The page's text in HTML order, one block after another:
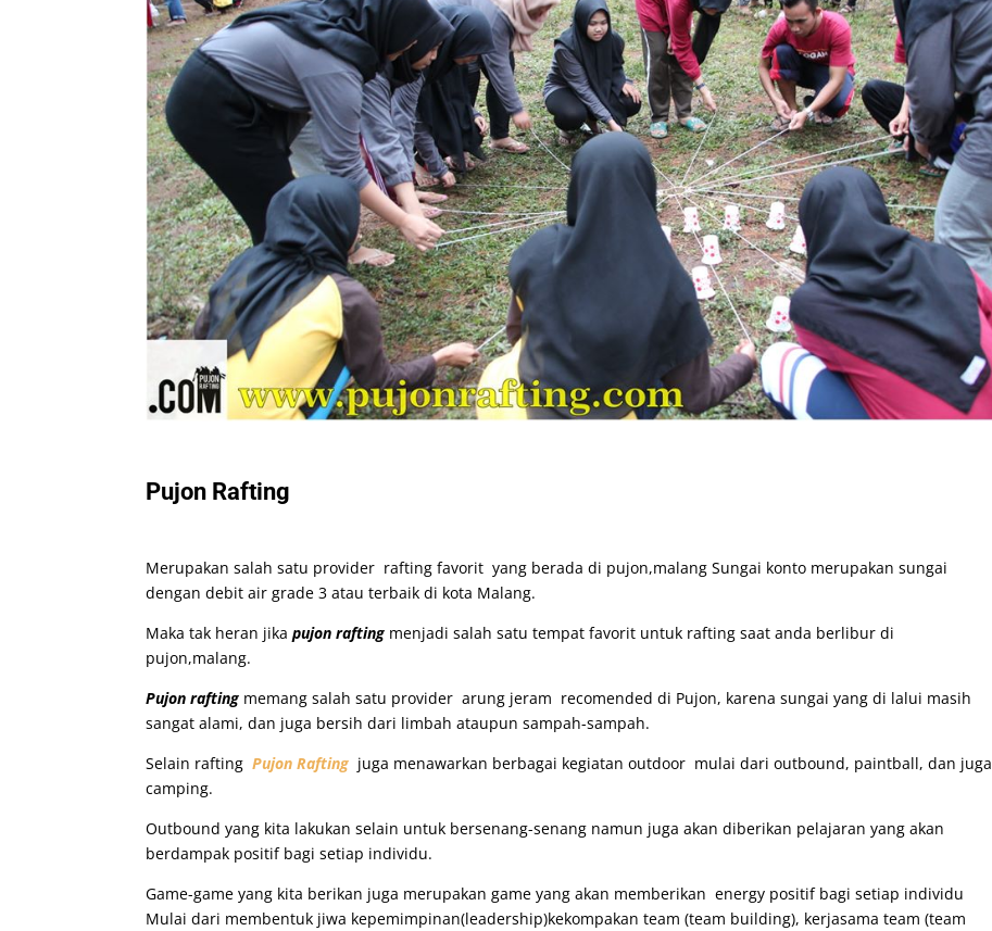
Pujon Rafting
Merupakan salah satu provider rafting favorit yang berada di pujon,malang Sungai konto merupakan sungai
dengan debit air grade 3 atau terbaik di kota Malang.
Maka tak heran jikapujon rafting menjadi salah satu tempat favorit untuk rafting saat anda berlibur di
pujon,malang.
Pujon rafting memang salah satu provider arung jeram recomended di Pujon, karena sungai yang di lalui masih
sangat alami, dan juga bersih dari limbah ataupun sampah-sampah.
Selain raftingPujon Rafting juga menawarkan berbagai kegiatan outdoor mulai dari outbound, paintball, dan juga
camping.
Outbound yang kita lakukan selain untuk bersenang-senang namun juga akan diberikan pelajaran yang akan
berdampak positif bagi setiap individu.
Game-game yang kita berikan juga merupakan game yang akan memberikan energy positif bagi setiap individu
Mulai dari membentuk jiwa kepemimpinan(leadership)kekompakan team (team building), kerjasama team (team